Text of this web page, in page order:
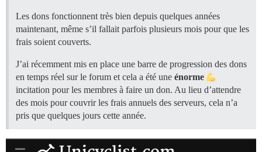
Les dons fonctionnent très bien depuis quelques années
maintenant, même s’il fallait parfois plusieurs mois pour que les
frais soient couverts.
J’ai récemment mis en place une barre de progression des dons
en temps réel sur le forum et cela a été une énorme
incitation pour les membres à faire un don. Au lieu d’attendre
des mois pour couvrir les frais annuels des serveurs, cela n’a
pris que quelques jours cette année.